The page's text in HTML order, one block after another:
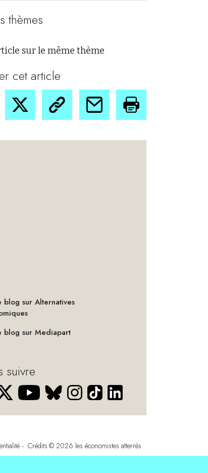
thèmes
sur le même thème
cet article
blog sur Alternatives
blog sur Mediapart
suivre
Crédits © 2026 les économistes atterrés